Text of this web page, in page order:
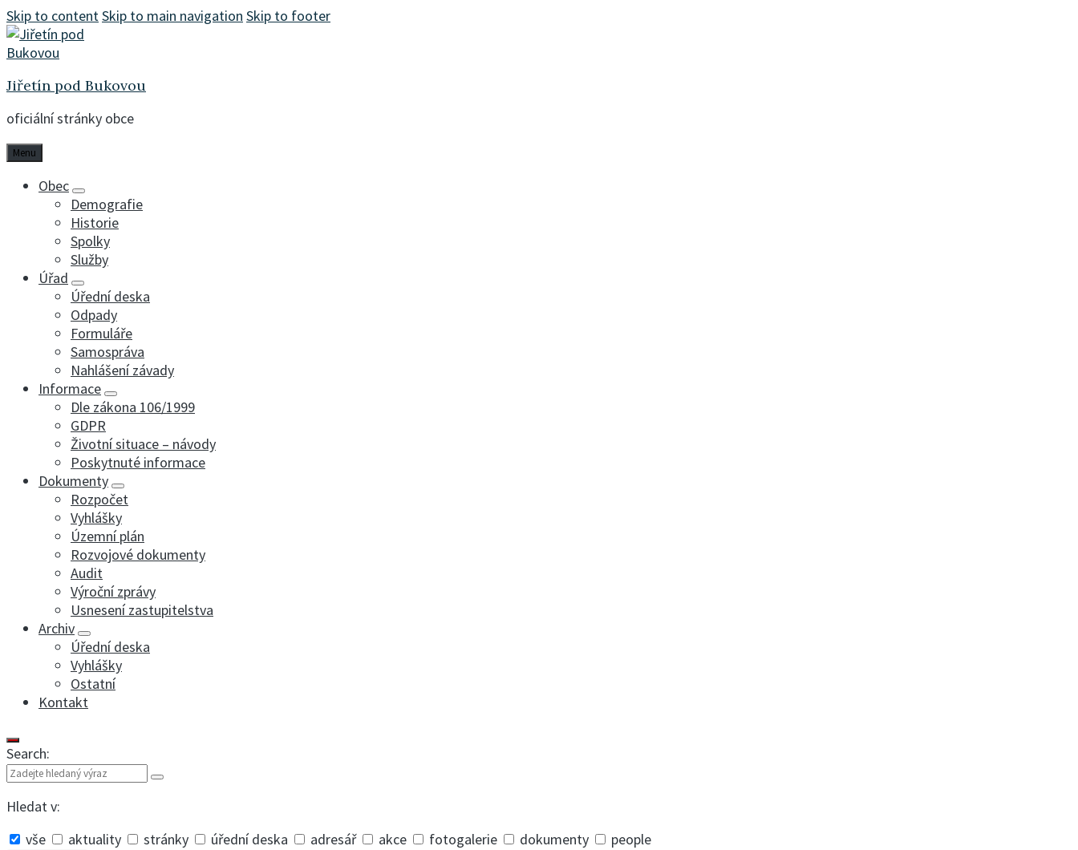
Skip to contentSkip to main navigation Skip to footer
Jiřetín pod Bukovou
oficiální stránky obce
Menu
Obec
Demografie
Historie
Spolky
Služby
Úřad
Úřední deska
Odpady
Formuláře
Samospráva
Nahlášení závady
Informace
Dle zákona 106/1999
GDPR
Životní situace – návody
Poskytnuté informace
Dokumenty
Rozpočet
Vyhlášky
Územní plán
Rozvojové dokumenty
Audit
Výroční zprávy
Usnesení zastupitelstva
Archiv
Úřední deska
Vyhlášky
Ostatní
Kontakt
Search:
Hledat v:
vše
aktuality stránky úřední deska adresář akce fotogalerie dokumenty people